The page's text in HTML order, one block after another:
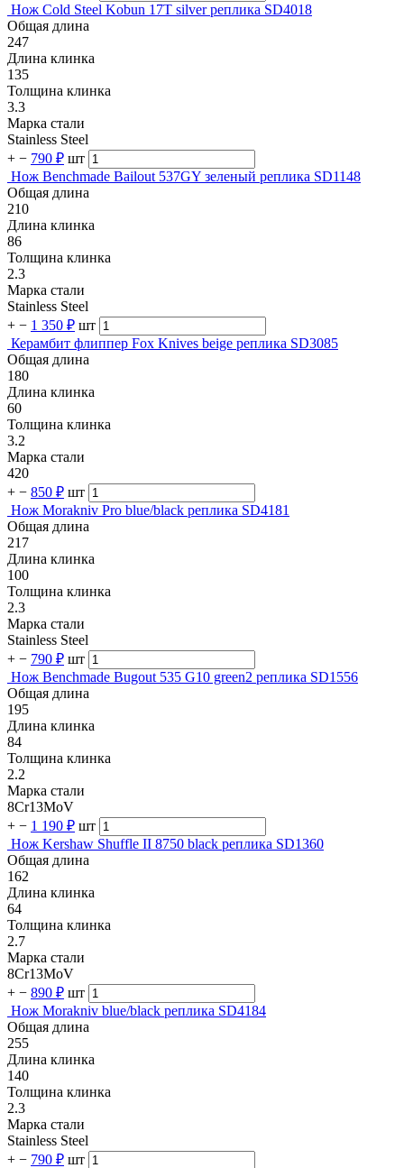
Нож Cold Steel Kobun 17T silver реплика SD4018
Общая длина
247
Длина клинка
135
Толщина клинка
3.3
Марка стали
Stainless Steel
+ − 790 ₽ шт
Нож Benchmade Bailout 537GY зеленый реплика SD1148
Общая длина
210
Длина клинка
86
Толщина клинка
2.3
Марка стали
Stainless Steel
+ − 1 350 ₽ шт
Керамбит флиппер Fox Knives beige реплика SD3085
Общая длина
180
Длина клинка
60
Толщина клинка
3.2
Марка стали
420
+ − 850 ₽ шт
Нож Morakniv Pro blue/black реплика SD4181
Общая длина
217
Длина клинка
100
Толщина клинка
2.3
Марка стали
Stainless Steel
+ − 790 ₽ шт
Нож Benchmade Bugout 535 G10 green2 реплика SD1556
Общая длина
195
Длина клинка
84
Толщина клинка
2.2
Марка стали
8Cr13MoV
+ − 1 190 ₽ шт
Нож Kershaw Shuffle II 8750 black реплика SD1360
Общая длина
162
Длина клинка
64
Толщина клинка
2.7
Марка стали
8Cr13MoV
+ − 890 ₽ шт
Нож Morakniv blue/black реплика SD4184
Общая длина
255
Длина клинка
140
Толщина клинка
2.3
Марка стали
Stainless Steel
+ − 790 ₽ шт